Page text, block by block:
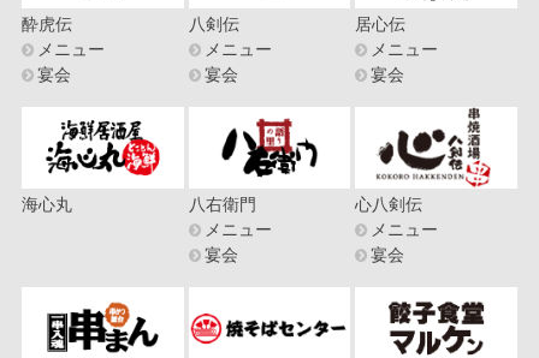
酔虎伝
メニュー
宴会
八剣伝
メニュー
宴会
居心伝
メニュー
宴会
海心丸
八右衛門
メニュー
宴会
心八剣伝
メニュー
宴会